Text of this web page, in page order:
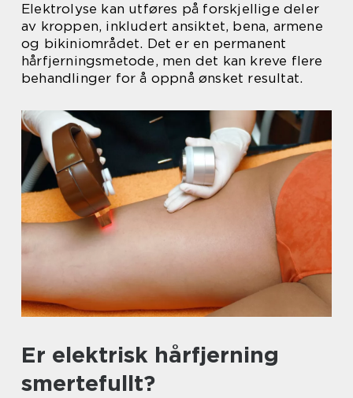
Elektrolyse kan utføres på forskjellige deler
av kroppen, inkludert ansiktet, bena, armene
og bikiniområdet. Det er en permanent
hårfjerningsmetode, men det kan kreve flere
behandlinger for å oppnå ønsket resultat.
Er elektrisk hårfjerning
smertefullt?